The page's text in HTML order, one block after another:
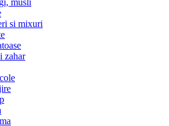
si mixuri
zahar